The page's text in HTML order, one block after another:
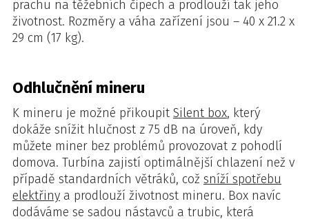
prachu na těžebních čipech a prodlouží tak jeho
životnost. Rozměry a váha zařízení jsou – 40 x 21.2 x
29 cm (17 kg).
Odhlučnění mineru
K mineru je možné přikoupit Silent box, který
dokáže snížit hlučnost z 75 dB na úroveň, kdy
můžete miner bez problémů provozovat z pohodlí
domova. Turbína zajistí optimálnější chlazení než v
případě standardních větráků, což sníží spotřebu
elektřiny a prodlouží životnost mineru. Box navíc
dodáváme se sadou nástavců a trubic, která